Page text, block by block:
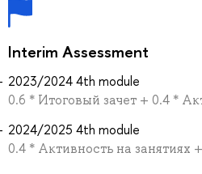
Interim Assessment
2023/2024 4th module
0.6 * Итоговый зачет + 0.4 *
2024/2025 4th module
0.4 * Активность на занятиях